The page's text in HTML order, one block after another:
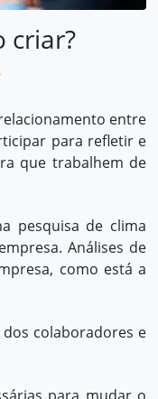
criar?
entre
para refletir e
que trabalhem de
pesquisa de clima
Análises de
como está a
colaboradores e